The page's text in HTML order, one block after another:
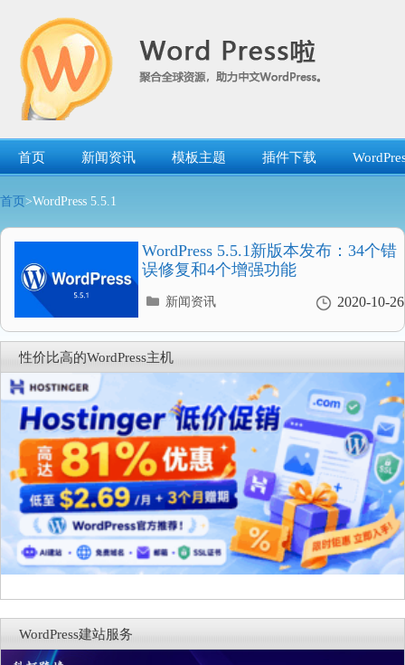
首页 新闻资讯 模板主题 插件下载
首页 >WordPress 5.5.1
WordPress 5.5.1新版本发布：34个错
误修复和4个增强功能
2020-10-26
分
录
新闻资讯
性价比高的WordPress主机
WordPress建站服务